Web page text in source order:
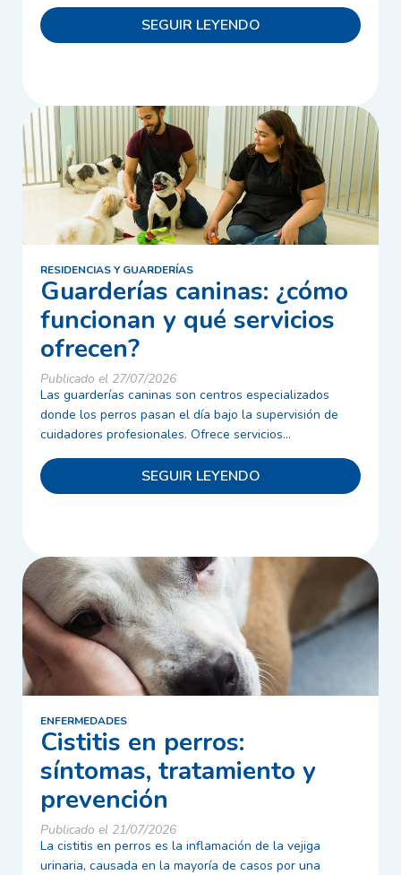
SEGUIR LEYENDO
RESIDENCIAS Y GUARDERÍAS
Guarderías caninas: ¿cómo
funcionan y qué servicios
ofrecen?
Publicado el 27/07/2026
Las guarderías caninas son centros especializados
donde los perros pasan el día bajo la supervisión de
cuidadores profesionales. Ofrece servicios...
SEGUIR LEYENDO
ENFERMEDADES
Cistitis en perros:
síntomas, tratamiento y
prevención
Publicado el 21/07/2026
La cistitis en perros es la inflamación de la vejiga
urinaria, causada en la mayoría de casos por una